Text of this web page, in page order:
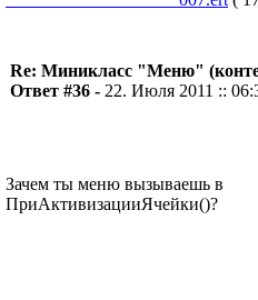
Re: Миникласс "Меню"
Ответ #36 - 22. Июля 2011 ::
Зачем ты меню вызываешь в
ПриАктивизацииЯчейки()?